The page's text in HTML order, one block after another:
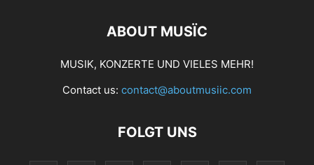
ABOUT MUSÏC
MUSIK, KONZERTE UND VIELES MEHR!
Contact us: contact@aboutmusiic.com
FOLGT UNS